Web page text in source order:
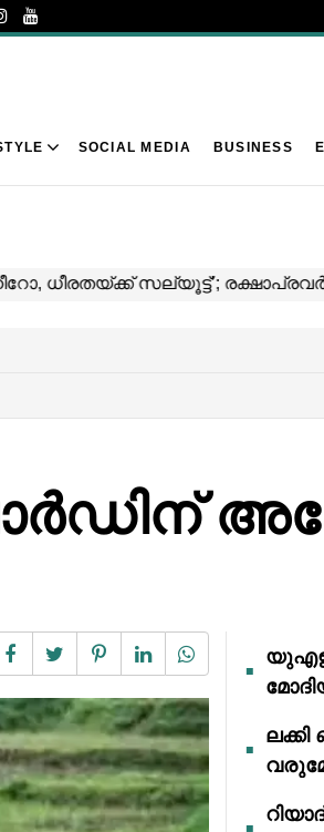
SOCIAL MEDIA BUSINESS
യുഎഇ
ലക്കി